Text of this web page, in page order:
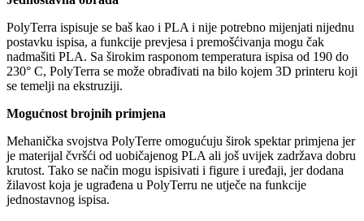
PolyTerra ispisuje se baš kao i PLA i nije potrebno mijenjati nijednu
postavku ispisa, a funkcije prevjesa i premošćivanja mogu čak
nadmašiti PLA. Sa širokim rasponom temperatura ispisa od 190 do
230° C, PolyTerra se može obrađivati na bilo kojem 3D printeru koji
se temelji na ekstruziji.
Mogućnost brojnih primjena
Mehanička svojstva PolyTerre omogućuju širok spektar primjena jer
je materijal čvršći od uobičajenog PLA ali još uvijek zadržava dobru
krutost. Tako se način mogu ispisivati i figure i uređaji, jer dodana
žilavost koja je ugrađena u PolyTerru ne utječe na funkcije
jednostavnog ispisa.